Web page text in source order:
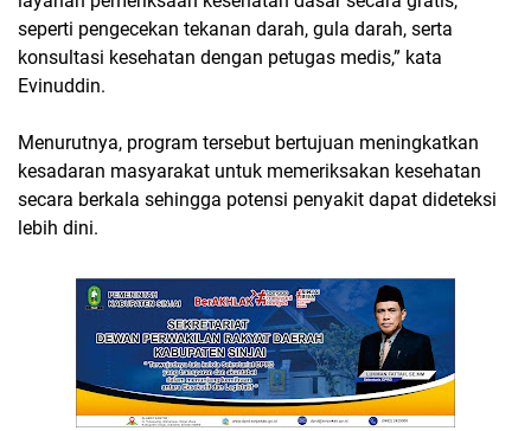
seperti pengecekan tekanan darah, gula darah, serta
konsultasi kesehatan dengan petugas medis,” kata
Evinuddin.
Menurutnya, program tersebut bertujuan meningkatkan
kesadaran masyarakat untuk memeriksakan kesehatan
secara berkala sehingga potensi penyakit dapat dideteksi
lebih dini.